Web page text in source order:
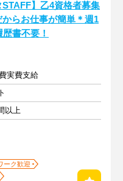
STAFF】乙4資格者募集
からお仕事が簡単＊週1
書不要！
実費支給
以上
ーク歓迎